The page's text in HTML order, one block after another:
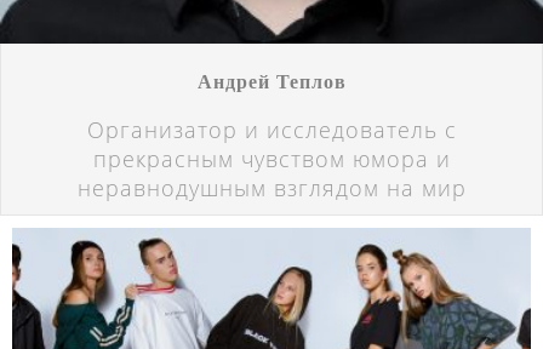
Андрей Теплов
Организатор и исследователь с
прекрасным чувством юмора и
неравнодушным взглядом на мир